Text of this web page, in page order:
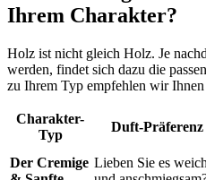
Ihrem Charakter?
Holz ist nicht gleich Holz. Je
werden, findet sich dazu die
zu Ihrem Typ empfehlen wir
Charakter-
Typ
Duft-Präferenz
Der Cremige Lieben Sie es weich